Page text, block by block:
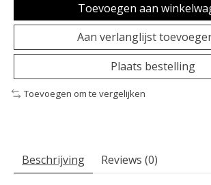
Toevoegen aan
Aan verlanglijst
Plaats bestelling
Toevoegen om te vergelijken
Beschrijving Reviews (0)